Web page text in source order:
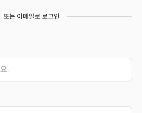
또는 이메일로 로그인